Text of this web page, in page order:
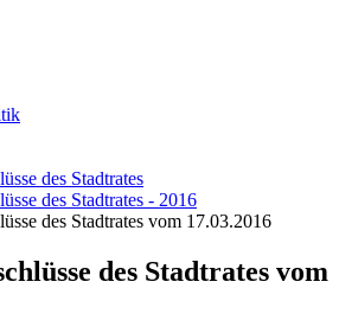
des Stadtrates
des Stadtrates - 2016
des Stadtrates vom 17.03.2016
des Stadtrates vom